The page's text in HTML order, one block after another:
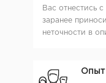
Вас отнестись
заранее
неточности в
Опыт